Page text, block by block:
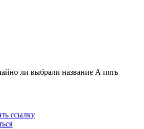
ли выбрали название А пять
ссылку